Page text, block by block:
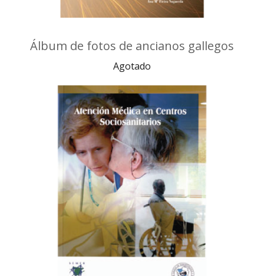
Álbum de fotos de ancianos gallegos
Agotado